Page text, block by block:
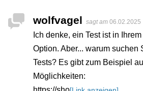
wolfvagel sagt am 06.02.2025
Ich denke, ein Test ist in
Option. Aber... warum suchen
Tests? Es gibt zum Beispiel
Möglichkeiten: